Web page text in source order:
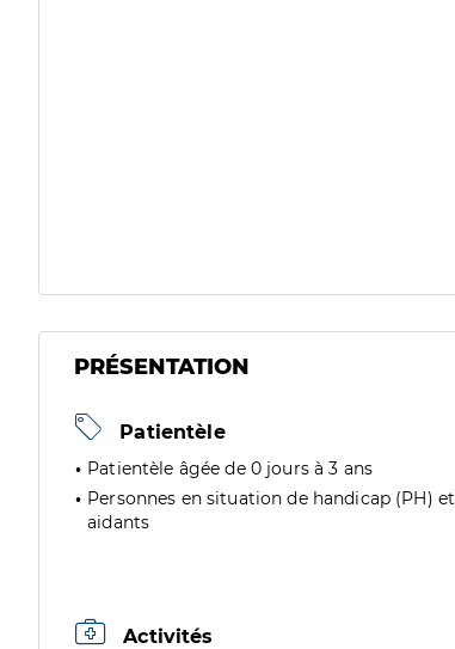
PRÉSENTATION
Patientèle
Patientèle âgée de 0 jours à 3 ans
Personnes en situation de handicap (PH) et
aidants
Activités